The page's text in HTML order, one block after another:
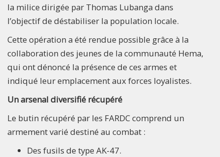
la milice dirigée par Thomas Lubanga dans
l’objectif de déstabiliser la population locale.
Cette opération a été rendue possible grâce à la
collaboration des jeunes de la communauté Hema,
qui ont dénoncé la présence de ces armes et
indiqué leur emplacement aux forces loyalistes.
Un arsenal diversifié récupéré
Le butin récupéré par les FARDC comprend un
armement varié destiné au combat :
Des fusils de type AK-47.